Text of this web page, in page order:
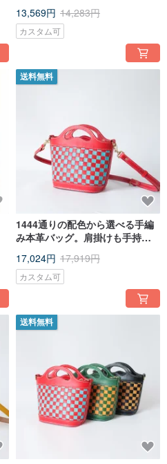
ッグ、多機能ハンドバッグ
13,569円 14,283円
カスタム可
送料無料
1444通りの配色から選べる手編
み本革バッグ。肩掛けも手持ち
メイド。
17,024円 17,919円
カスタム可
送料無料